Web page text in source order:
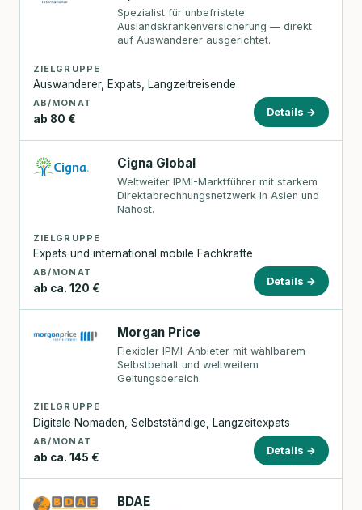
Spezialist für unbefristete
Auslandskrankenversicherung — direkt
auf Auswanderer ausgerichtet.
ZIELGRUPPE
Auswanderer, Expats, Langzeitreisende
AB/MONAT
ab 80 €
Details →
Cigna Global
Weltweiter IPMI-Marktführer mit starkem
Direktabrechnungsnetzwerk in Asien und
Nahost.
ZIELGRUPPE
Expats und international mobile Fachkräfte
AB/MONAT
ab ca. 120 €
Details →
Morgan Price
Flexibler IPMI-Anbieter mit wählbarem
Selbstbehalt und weltweitem
Geltungsbereich.
ZIELGRUPPE
Digitale Nomaden, Selbstständige, Langzeitexpats
AB/MONAT
ab ca. 145 €
Details →
BDAE